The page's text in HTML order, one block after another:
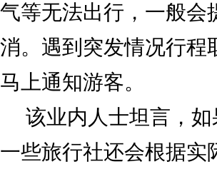
气等无法出行，一般会
消。遇到突发情况行程
马上通知游客。
该业内人士坦言，
一些旅行社还会根据实